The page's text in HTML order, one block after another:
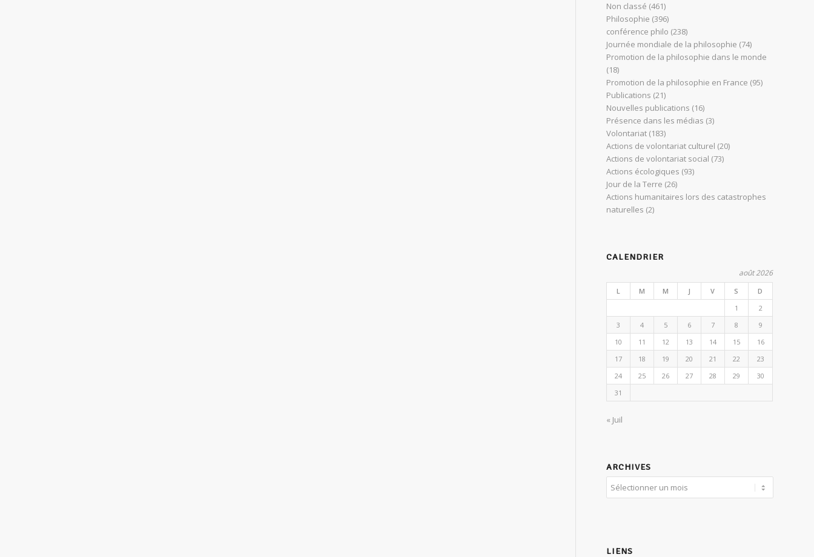
Non classé (461)
Philosophie (396)
conférence philo (238)
Journée mondiale de la philosophie (74)
Promotion de la philosophie dans le monde
(18)
Promotion de la philosophie en France (95)
Publications (21)
Nouvelles publications (16)
Présence dans les médias (3)
Volontariat (183)
Actions de volontariat culturel (20)
Actions de volontariat social (73)
Actions écologiques (93)
Jour de la Terre (26)
Actions humanitaires lors des catastrophes
naturelles (2)
CALENDRIER
août 2026
L M M J V S
D
1
2
3
4 5 6 7 8
9
10
11 12 13 14 15
16
17
18 19 20 21 22
23
24
25 26 27 28 29
30
31
« Juil
ARCHIVES
LIENS